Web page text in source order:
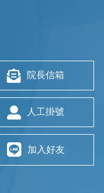
院長信箱
人工掛號
加入好友